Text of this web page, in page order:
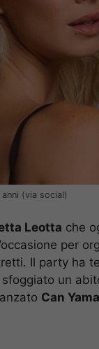
(via social)
Leotta che
per
Il party ha
un
Can